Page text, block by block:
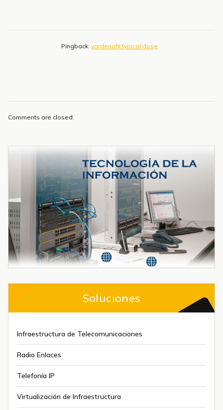
Pingback: vardenafil typical dose
Comments are closed.
Soluciones
Infraestructura de Telecomunicaciones
Radio Enlaces
Telefonía IP
Virtualización de Infraestructura